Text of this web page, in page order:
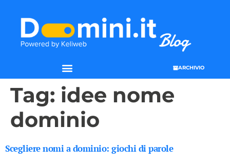
ARCHIVIO
Tag: idee nome
dominio
Scegliere nomi a dominio: giochi di parole